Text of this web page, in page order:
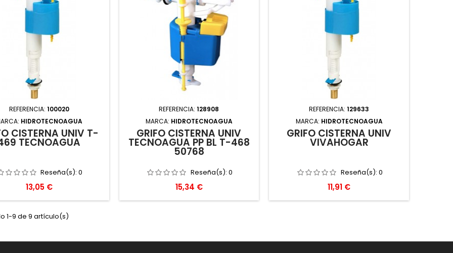
REFERENCIA: 100020
HIDROTECNOAGUA
CISTERNA UNIV T-
TECNOAGUA
Reseña(s):0
Precio
13,05 €
REFERENCIA:128908
MARCA: HIDROTECNOAGUA
GRIFO CISTERNA UNIV
TECNOAGUA PP BL T-468
50768
Reseña(s): 0
Precio
15,34 €
REFERENCIA:129633
MARCA: HIDROTECNOAGUA
GRIFO CISTERNA UNIV
VIVAHOGAR
Reseña(s): 0
Precio
11,91 €
1-9 de 9 artículo(s)